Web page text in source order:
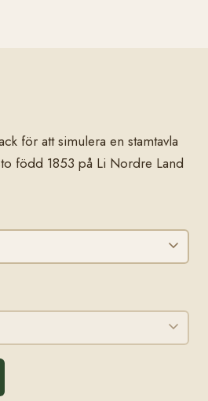
för att simulera en stamtavla
född 1853 på Li Nordre Land